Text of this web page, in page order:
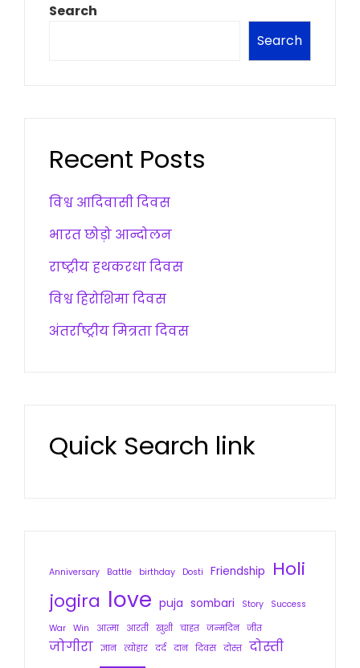
Search
Search
Recent Posts
विश्व आदिवासी दिवस
भारत छोड़ो आन्दोलन
राष्ट्रीय हथकरधा दिवस
विश्व हिरोशिमा दिवस
अंतर्राष्ट्रीय मित्रता दिवस
Quick Search link
Anniversary Battle birthday Dosti Friendship
Holi
jogira love puja sombari Story
Success
War Win आत्मा आरती खुशी चाहत जन्मदिन जीत
जोगीरा ज्ञान त्योहार दर्द दान दिवस दोस्त दोस्ती